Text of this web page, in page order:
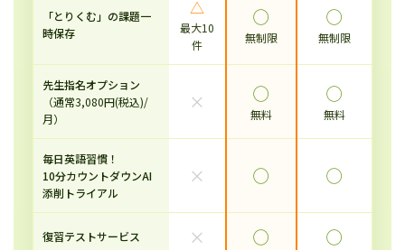
「とりくむ」の課題一
時保存
△
最大10
件
◯
無制限
◯
無制限
先生指名オプション
（通常3,080円(税込)/
月）
× ◯
無料
◯
無料
毎日英語習慣！
10分カウントダウンAI
添削トライアル
× ◯ ◯
復習テストサービス × ◯ ◯